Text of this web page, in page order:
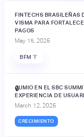
FINTECHS BRASILEÑAS
VISMA PARA
PAGOS
May 15, 2026
BFM 👔
JUMIO EN EL SBC
EXPERIENCIA DE
March 12, 2026
CRECIMIENTO
🔒